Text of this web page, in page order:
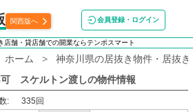
関西版へ 会員登録・ログイン
店舗・貸店舗での開業ならテンポスマート
ホーム
神奈川県の居抜き物件・居抜
スケルトン渡しの物件情報
: 335回